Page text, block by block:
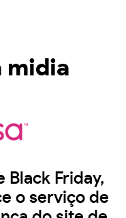
midia
Black Friday,
o serviço de